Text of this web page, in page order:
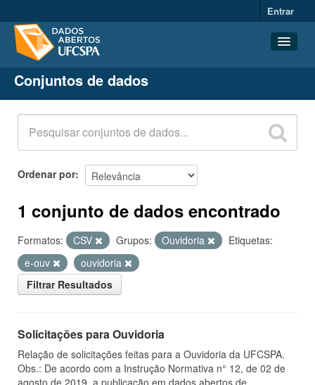
Entrar
Conjuntos de dados
Organizações
Grupos
Sobre
Conjuntos de dados
Ordenar por
1 conjunto de dados encontrado
Formatos: CSV Grupos: Ouvidoria
Etiquetas:
e-ouv
ouvidoria
Filtrar Resultados
Solicitações para Ouvidoria
Relação de solicitações feitas para a Ouvidoria da UFCSPA.
Obs.: De acordo com a Instrução Normativa n° 12, de 02 de
agosto de 2019, a publicação em dados abertos de